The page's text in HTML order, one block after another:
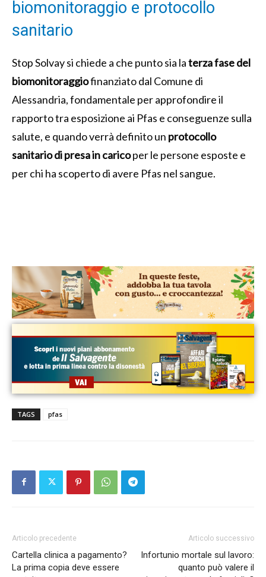
biomonitoraggio e protocollo
sanitario
Stop Solvay si chiede a che punto sia laterza fase del
biomonitoraggiofinanziato dal Comune di
Alessandria, fondamentale per approfondire il
rapporto tra esposizione ai Pfas e conseguenze sulla
salute, e quando verrà definito un protocollo
sanitario di presa in caricoper le persone esposte e
per chi ha scoperto di avere Pfas nel sangue.
TAGS pfas
Articolo precedente
Cartella clinica a pagamento?
La prima copia deve essere
Articolo successivo
Infortunio mortale sul lavoro:
quanto può valere il